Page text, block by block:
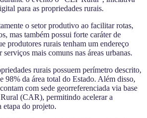
para as propriedades rurais.
o setor produtivo ao facilitar rotas,
mas também possui forte caráter de
produtores rurais tenham um endereço
serviços mais comuns nas áreas urbanas.
rurais possuem perímetro descrito,
98% da área total do Estado. Além disso,
com sede georreferenciada via base
(CAR), permitindo acelerar a
etapa do projeto.